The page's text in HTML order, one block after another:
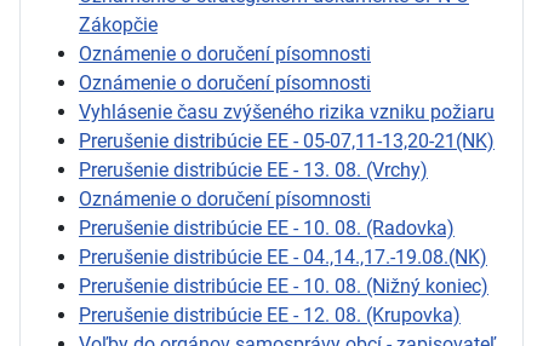
Zákopčie
Oznámenie o doručení písomnosti
Oznámenie o doručení písomnosti
Vyhlásenie času zvýšeného rizika vzniku požiaru
Prerušenie distribúcie EE - 05-07,11-13,20-21(NK)
Prerušenie distribúcie EE - 13. 08. (Vrchy)
Oznámenie o doručení písomnosti
Prerušenie distribúcie EE - 10. 08. (Radovka)
Prerušenie distribúcie EE - 04.,14.,17.-19.08.(NK)
Prerušenie distribúcie EE - 10. 08. (Nižný koniec)
Prerušenie distribúcie EE - 12. 08. (Krupovka)